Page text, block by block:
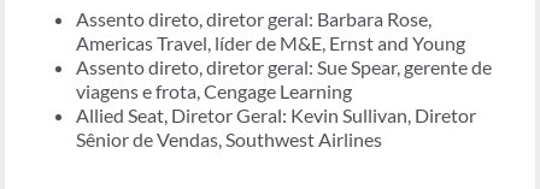
Assento direto, diretor geral: Barbara Rose,
Americas Travel, líder de M&E, Ernst and Young
Assento direto, diretor geral: Sue Spear, gerente de
viagens e frota, Cengage Learning
Allied Seat, Diretor Geral: Kevin Sullivan, Diretor
Sênior de Vendas, Southwest Airlines ​